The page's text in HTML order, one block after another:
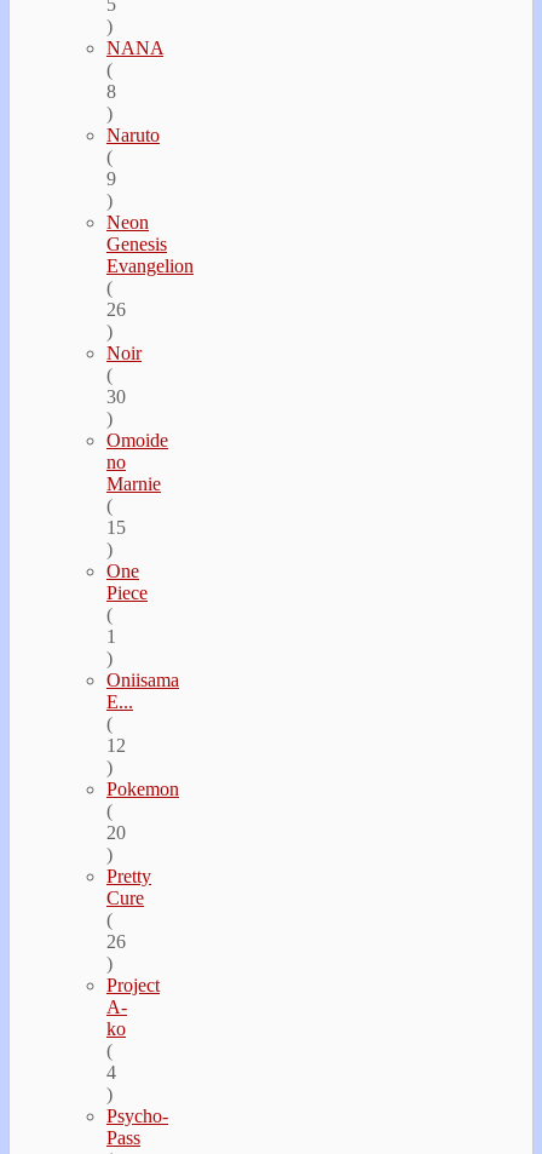
5
)
NANA
(
8
)
Naruto
(
9
)
Neon
Genesis
Evangelion
(
26
)
Noir
(
30
)
Omoide
no
Marnie
(
15
)
One
Piece
(
1
)
Oniisama
E...
(
12
)
Pokemon
(
20
)
Pretty
Cure
(
26
)
Project
A-
ko
(
4
)
Psycho-
Pass